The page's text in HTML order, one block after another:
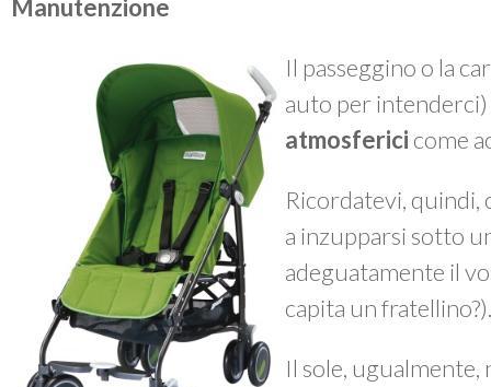
Manutenzione
Il passeggino o la
auto per
atmosferici come
Ricordatevi, quindi,
a inzupparsi sotto
adeguatamente il
capita un fratellino?).
Il sole, ugualmente,